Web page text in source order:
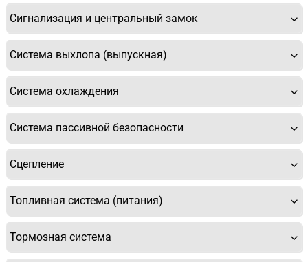
Сигнализация и центральный замок
Система выхлопа (выпускная)
Система охлаждения
Система пассивной безопасности
Сцепление
Топливная система (питания)
Тормозная система
Спасибо, мне это не нужно!